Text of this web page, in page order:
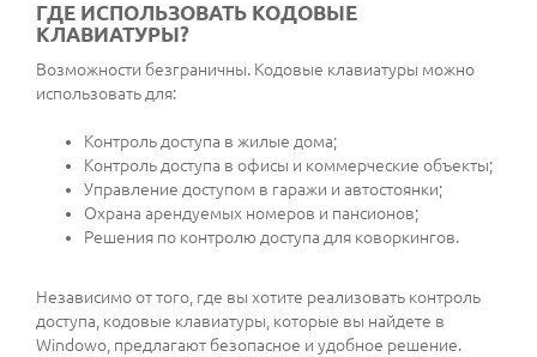
ГДЕ ИСПОЛЬЗОВАТЬ КОДОВЫЕ
КЛАВИАТУРЫ?
Возможности безграничны. Кодовые клавиатуры можно
использовать для:
Контроль доступа в жилые дома;
Контроль доступа в офисы и коммерческие объекты;
Управление доступом в гаражи и автостоянки;
Охрана арендуемых номеров и пансионов;
Решения по контролю доступа для коворкингов.
Независимо от того, где вы хотите реализовать контроль
доступа, кодовые клавиатуры, которые вы найдете в
Windowo, предлагают безопасное и удобное решение.